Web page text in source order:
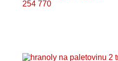
254 770